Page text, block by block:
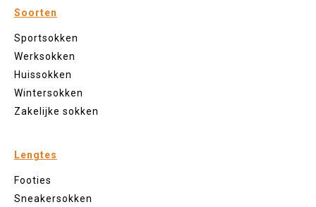
Soorten
Sportsokken
Werksokken
Huissokken
Wintersokken
Zakelijke sokken
Lengtes
Footies
Sneakersokken